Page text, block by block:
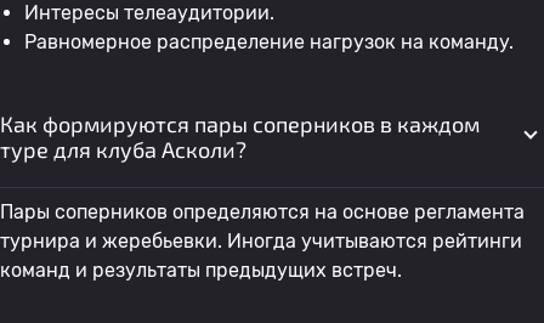
Интересы телеаудитории.
Равномерное распределение нагрузок на команду.
Как формируются пары соперников в каждом
туре для клуба Асколи?
Пары соперников определяются на основе регламента
турнира и жеребьевки. Иногда учитываются рейтинги
команд и результаты предыдущих встреч.